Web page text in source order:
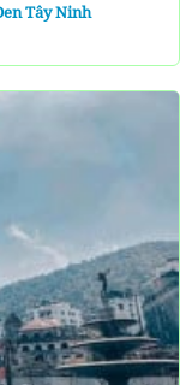
Tây Ninh